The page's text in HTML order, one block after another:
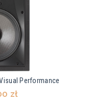
Performance
zł